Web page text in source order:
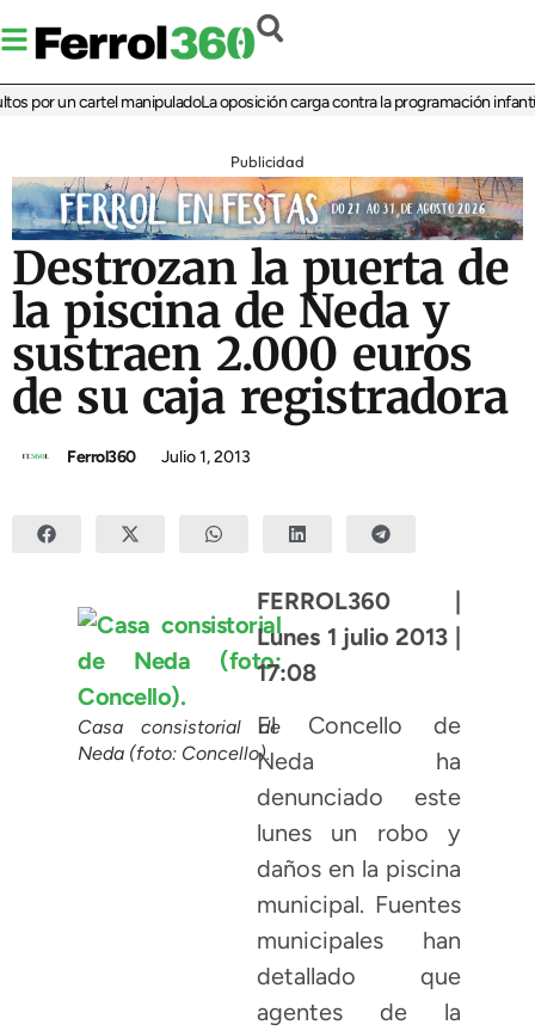
por un cartel manipuladoLa oposición carga contra la programación infantil
Publicidad
Destrozan la puerta de
la piscina de Neda y
sustraen 2.000 euros
de su caja registradora
Ferrol360 Julio 1, 2013
Casa consistorial de
Neda (foto: Concello).
FERROL360 |
Lunes 1 julio 2013 |
17:08
El Concello de
Neda ha
denunciado este
lunes un robo y
daños en la piscina
municipal. Fuentes
municipales han
detallado que
agentes de la